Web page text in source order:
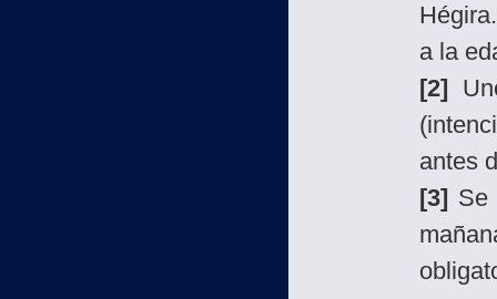
a la
[2]
antes
[3] Se